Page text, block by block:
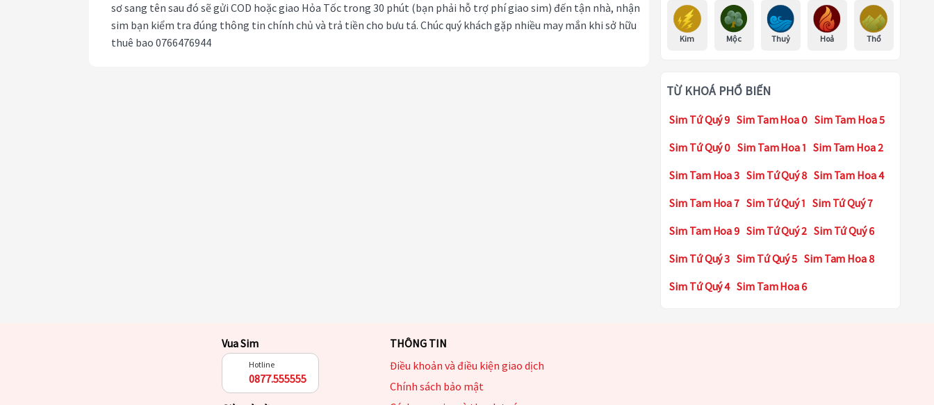
sơ sang tên sau đó sẽ gửi COD hoặc giao Hỏa Tốc trong 30 phút (bạn phải hỗ trợ phí giao sim) đến tận nhà, nhận
sim bạn kiểm tra đúng thông tin chính chủ và trả tiền cho bưu tá. Chúc quý khách gặp nhiều may mắn khi sở hữu
thuê bao 0766476944
Kim Mộc Thuỷ Hoả Thổ
TỪ KHOÁ PHỔ BIẾN
Sim Tứ Quý 9 Sim Tam Hoa 0 Sim Tam Hoa 5
Sim Tứ Quý 0 Sim Tam Hoa 1 Sim Tam Hoa 2
Sim Tam Hoa 3 Sim Tứ Quý 8 Sim Tam Hoa 4
Sim Tam Hoa 7 Sim Tứ Quý 1 Sim Tứ Quý 7
Sim Tam Hoa 9 Sim Tứ Quý 2 Sim Tứ Quý 6
Sim Tứ Quý 3 Sim Tứ Quý 5 Sim Tam Hoa 8
Sim Tứ Quý 4 Sim Tam Hoa 6
Vua Sim
Hotline
0877.555555
THÔNG TIN
Điều khoản và điều kiện giao dịch
Chính sách bảo mật